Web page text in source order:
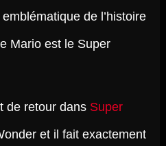
de l’histoire
Mario est le Super
de retour dans Super
et il fait exactement